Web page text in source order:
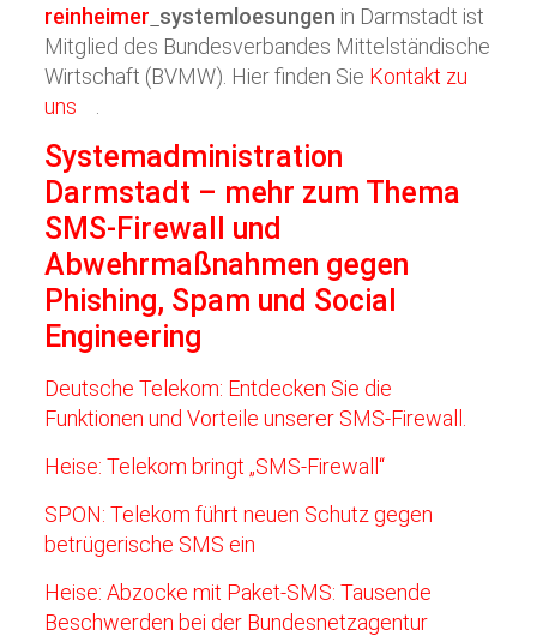
reinheimer systemloesungen in Darmstadt ist
Mitglied des Bundesverbandes Mittelständische
Wirtschaft (BVMW). Hier finden Sie Kontakt zu
uns
Systemadministration
Darmstadt – mehr zum Thema
SMS-Firewall und
Abwehrmaßnahmen gegen
Phishing, Spam und Social
Engineering
Deutsche Telekom: Entdecken Sie die
Funktionen und Vorteile unserer SMS-Firewall.
Heise: Telekom bringt „SMS-Firewall“
SPON: Telekom führt neuen Schutz gegen
betrügerische SMS ein
Heise: Abzocke mit Paket-SMS: Tausende
Beschwerden bei der Bundesnetzagentur